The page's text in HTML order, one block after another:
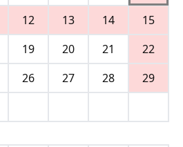
12 13 14
15
19 20 21
22
26 27 28
29